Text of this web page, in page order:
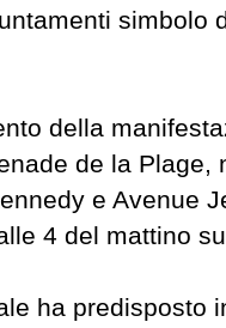
simbolo
della
de la Plage,
e Avenue
4 del mattino
ha predisposto